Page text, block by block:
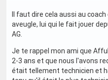
Il faut dire cela aussi au
aveugle, lui qui le fait jouer
AG.
Je te rappel mon ami que
2-3 ans et que nous l'avons
était tellement technicien et